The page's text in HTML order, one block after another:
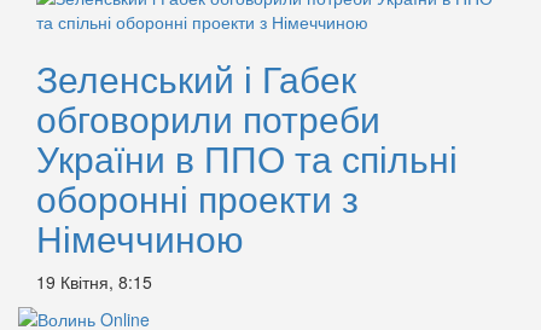
Зеленський і Габек
обговорили потреби
України в ППО та спільні
оборонні проекти з
Німеччиною
19 Квітня, 8:15